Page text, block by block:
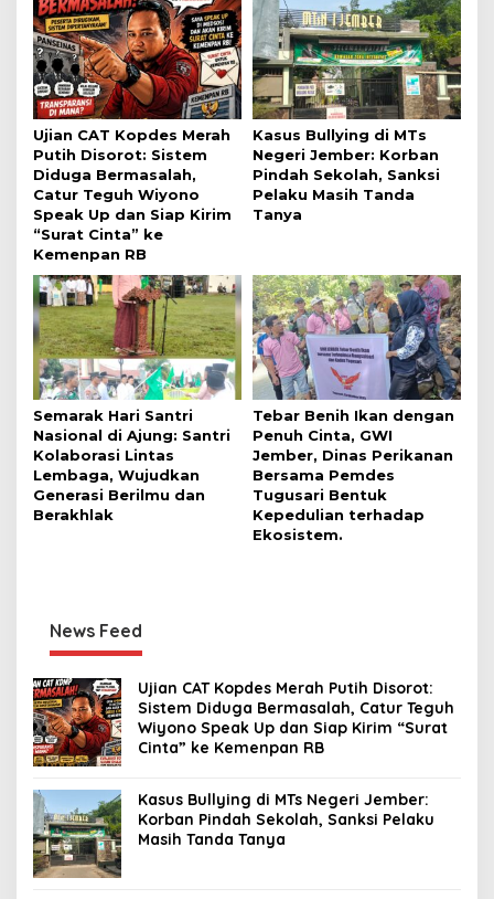
Ujian CAT Kopdes Merah
Putih Disorot: Sistem
Diduga Bermasalah,
Catur Teguh Wiyono
Speak Up dan Siap Kirim
“Surat Cinta” ke
Kemenpan RB
Kasus Bullying di MTs
Negeri Jember: Korban
Pindah Sekolah, Sanksi
Pelaku Masih Tanda
Tanya
Semarak Hari Santri
Nasional di Ajung: Santri
Kolaborasi Lintas
Lembaga, Wujudkan
Generasi Berilmu dan
Berakhlak
Tebar Benih Ikan dengan
Penuh Cinta, GWI
Jember, Dinas Perikanan
Bersama Pemdes
Tugusari Bentuk
Kepedulian terhadap
Ekosistem.
News Feed
Ujian CAT Kopdes Merah Putih Disorot:
Sistem Diduga Bermasalah, Catur Teguh
Wiyono Speak Up dan Siap Kirim “Surat
Cinta” ke Kemenpan RB
Kasus Bullying di MTs Negeri Jember:
Korban Pindah Sekolah, Sanksi Pelaku
Masih Tanda Tanya